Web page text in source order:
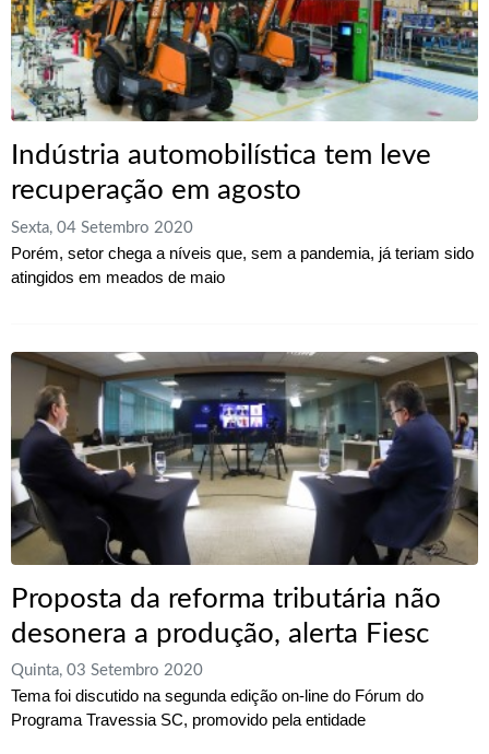
Indústria automobilística tem leve
recuperação em agosto
Sexta, 04 Setembro 2020
Porém, setor chega a níveis que, sem a pandemia, já teriam sido
atingidos em meados de maio
Proposta da reforma tributária não
desonera a produção, alerta Fiesc
Quinta, 03 Setembro 2020
Tema foi discutido na segunda edição on-line do Fórum do
Programa Travessia SC, promovido pela entidade